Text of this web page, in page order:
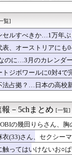
で行動療法とか試して
松本まりか(41) 熊本
獄中日記が暴く上級
MTGと並んで大人気
顔の若者がアニメ風
日間の騎乗停止 ライ
のに一向に安くなら
れたらｗｗｗｗｗｗ
Gemini」だったと判明
！」熊本地震の激し
チスロ これしかない
きには「仕事も一人
が後半ATのロマニッ
産を没収しはじめる
覧]
セルすべきか…1万年
表、オーストリアに
のに…3月のカレンダ
トジボワールに0対4で
法占拠？…日本の高校
－5chまとめ [一覧]
の幾田りらさん、
衣(33)さん、セクシー
触ってはいけないお○